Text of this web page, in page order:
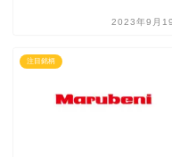
2023年9月
注目銘柄